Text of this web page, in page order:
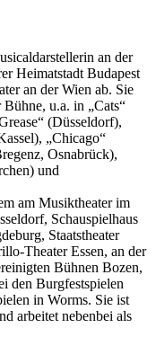
an der
Heimatstadt Budapest
an der Wien ab. Sie
u.a. in „Cats“
(Düsseldorf),
„Chicago“
Osnabrück),
und
am Musiktheater im
Schauspielhaus
Staatstheater
Theater Essen, an der
Bühnen Bozen,
den Burgfestspielen
in Worms. Sie ist
arbeitet nebenbei als